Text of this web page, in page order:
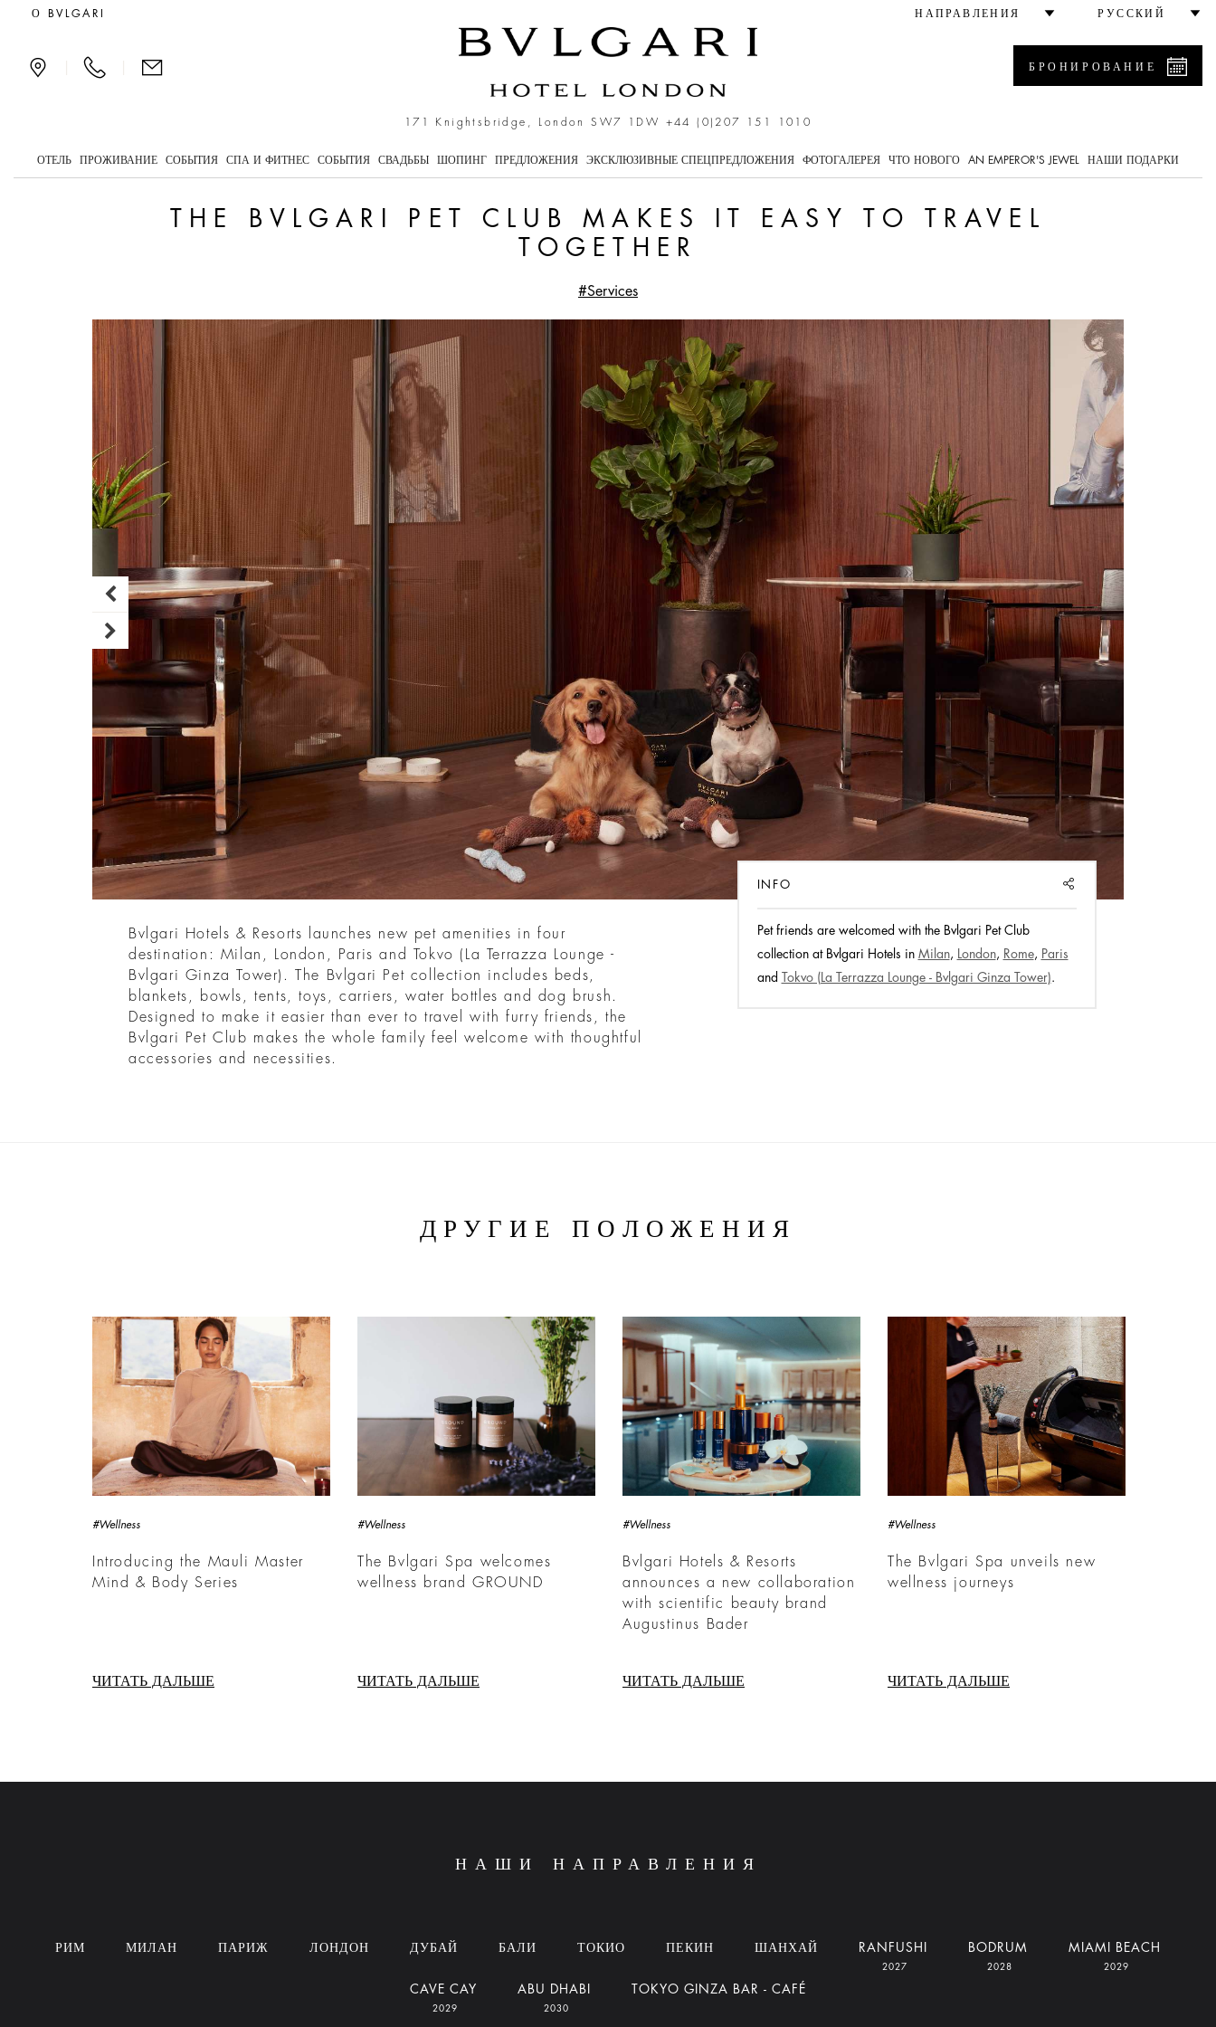
The Bvlgari Pet club makes it easy to travel together
О BVLGARI НАПРАВЛЕНИЯ РУССКИЙ
171 Knightsbridge, London SW7 1DW +44 (0)207 151 1010
БРОНИРОВАНИЕ
ОТЕЛЬ ПРОЖИВАНИЕ СОБЫТИЯ СПА И ФИТНЕС СОБЫТИЯ СВАДЬБЫ ШОПИНГ ПРЕДЛОЖЕНИЯ ЭКСКЛЮЗИВНЫЕ СПЕЦПРЕДЛОЖЕНИЯ ФОТОГАЛЕРЕЯ ЧТО НОВОГО AN EMPEROR'S JEWEL НАШИ ПОДАРКИ
THE BVLGARI PET CLUB MAKES IT EASY TO TRAVEL
TOGETHER
#Services
INFO
Pet friends are welcomed with the Bvlgari Pet Club
collection at Bvlgari Hotels in Milan, London, Rome, Paris
and
Tokvo (La Terrazza Lounge - Bvlgari Ginza Tower).
Bvlgari Hotels & Resorts launches new pet amenities in four
destination: Milan, London, Paris and Tokvo (La Terrazza Lounge -
Bvlgari Ginza Tower). The Bvlgari Pet collection includes beds,
blankets, bowls, tents, toys, carriers, water bottles and dog brush.
Designed to make it easier than ever to travel with furry friends, the
Bvlgari Pet Club makes the whole family feel welcome with thoughtful
accessories and necessities.
ДРУГИЕ ПОЛОЖЕНИЯ
#Wellness
Introducing the Mauli Master
Mind & Body Series
ЧИТАТЬ ДАЛЬШЕ
#Wellness
The Bvlgari Spa welcomes
wellness brand GROUND
ЧИТАТЬ ДАЛЬШЕ
#Wellness
Bvlgari Hotels & Resorts
announces a new collaboration
with scientific beauty brand
Augustinus Bader
ЧИТАТЬ ДАЛЬШЕ
#Wellness
The Bvlgari Spa unveils new
wellness journeys
ЧИТАТЬ ДАЛЬШЕ
НАШИ НАПРАВЛЕНИЯ
РИМ МИЛАН ПАРИЖ ЛОНДОН ДУБАЙ БАЛИ ТОКИО ПЕКИН ШАНХАЙ RANFUSHI
2027
BODRUM
2028
MIAMI BEACH
2029
CAVE CAY
2029
ABU DHABI
2030
TOKYO GINZA BAR - CAFÉ